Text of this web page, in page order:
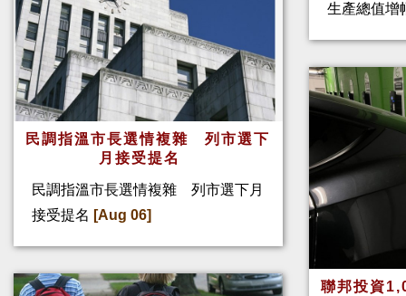
民調指溫市長選情複雜 列市選下
月接受提名
民調指溫市長選情複雜 列市選下月
接受提名 [Aug 06]
生產總值增
聯邦投資